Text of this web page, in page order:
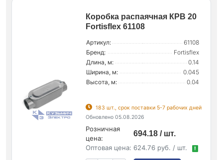
Коробка распаячная КРВ 20
Fortisflex 61108
Артикул:
61108
Бренд:
Fortisflex
Длина, м:
0.14
Ширина, м:
0.045
Высота, м:
0.04
183 шт., срок поставки 5-7 рабочих дней
Обновлено 05.08.2026
Розничная
цена:
694.18 / шт.
Оптовая цена: 624.76 руб. / шт. !